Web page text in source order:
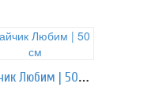
Зайчик Любим | 50 см